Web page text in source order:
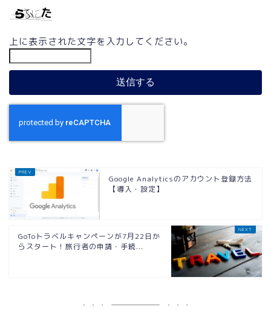
上に表示された文字を入力してください。
Google Analyticsのアカウント登録方法
【導入・設定】
GoToトラベルキャンペーンが7月22日か
らスタート！旅行者の申請・手続...